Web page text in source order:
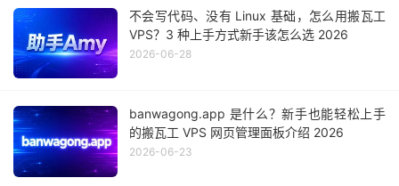
不会写代码、没有 Linux 基础，怎么用搬瓦工
VPS？3 种上手方式新手该怎么选 2026
2026-06-28
banwagong.app 是什么？新手也能轻松上手
的搬瓦工 VPS 网页管理面板介绍 2026
2026-06-23